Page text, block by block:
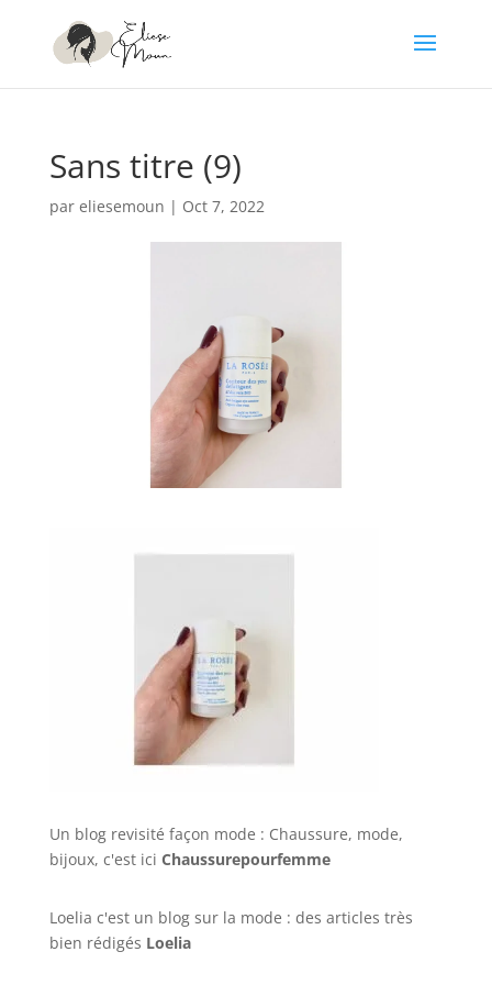
Sans titre (9)
par eliesemoun | Oct 7, 2022
Un blog revisité façon mode : Chaussure, mode,
bijoux, c'est ici Chaussurepourfemme
Loelia c'est un blog sur la mode : des articles très
bien rédigés Loelia